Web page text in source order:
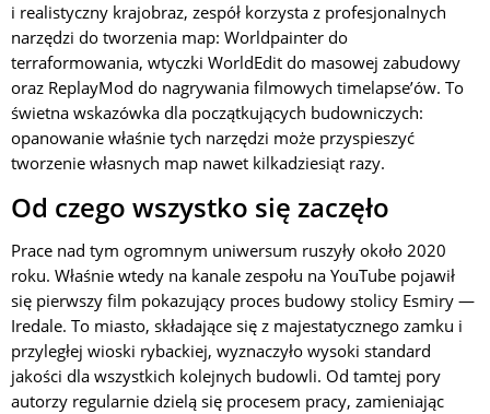
i realistyczny krajobraz, zespół korzysta z profesjonalnych
narzędzi do tworzenia map: Worldpainter do
terraformowania, wtyczki WorldEdit do masowej zabudowy
oraz ReplayMod do nagrywania filmowych timelapse’ów. To
świetna wskazówka dla początkujących budowniczych:
opanowanie właśnie tych narzędzi może przyspieszyć
tworzenie własnych map nawet kilkadziesiąt razy.
Od czego wszystko się zaczęło
Prace nad tym ogromnym uniwersum ruszyły około 2020
roku. Właśnie wtedy na kanale zespołu na YouTube pojawił
się pierwszy film pokazujący proces budowy stolicy Esmiry —
Iredale. To miasto, składające się z majestatycznego zamku i
przyległej wioski rybackiej, wyznaczyło wysoki standard
jakości dla wszystkich kolejnych budowli. Od tamtej pory
autorzy regularnie dzielą się procesem pracy, zamieniając